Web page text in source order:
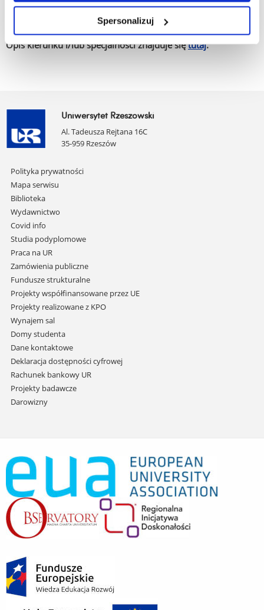
Spersonalizuj
Institut, Österreich Institut, CEIG, DAAD i równoważne.
Zasady przeliczania wyników znajdują siętutaj.
Opis kierunku i/lub specjalności znajduje siętutaj.
Uniwersytet Rzeszowski
Al. Tadeusza Rejtana 16C
35-959 Rzeszów
Pomiń
nawigację
i
przejdź
do
treści
Polityka prywatności
Mapa serwisu
Biblioteka
Wydawnictwo
Covid info
Studia podyplomowe
Praca na UR
Zamówienia publiczne
Fundusze strukturalne
Projekty współfinansowane przez UE
Projekty realizowane z KPO
Wynajem sal
Domy studenta
Dane kontaktowe
Deklaracja dostępności cyfrowej
Rachunek bankowy UR
Projekty badawcze
Darowizny